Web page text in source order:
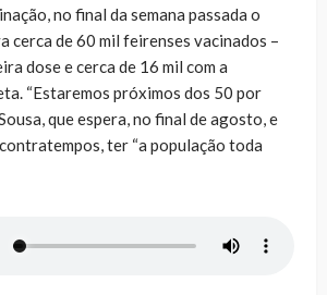
no final da semana passada o
cerca de 60 mil feirenses vacinados –
dose e cerca de 16 mil com a
“Estaremos próximos dos 50 por
que espera, no final de agosto, e
ter “a população toda